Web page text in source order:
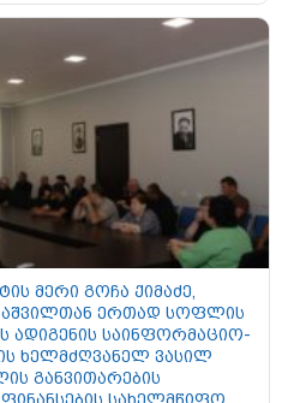
მერი გოჩა ქიმაძე,
ერთად სოფლის
ადიგენის საინფორმაციო-
ხელმძღვანელ ვასილ
განვითარების